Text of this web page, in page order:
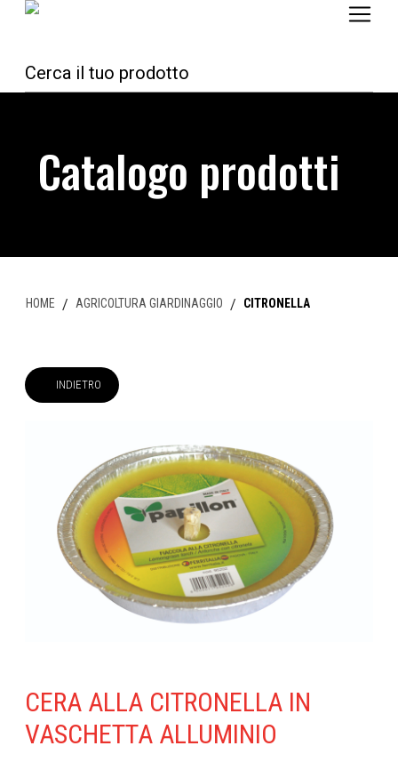
Catalogo prodotti
HOME /AGRICOLTURA GIARDINAGGIO / CITRONELLA
INDIETRO
CERA ALLA CITRONELLA IN
VASCHETTA ALLUMINIO